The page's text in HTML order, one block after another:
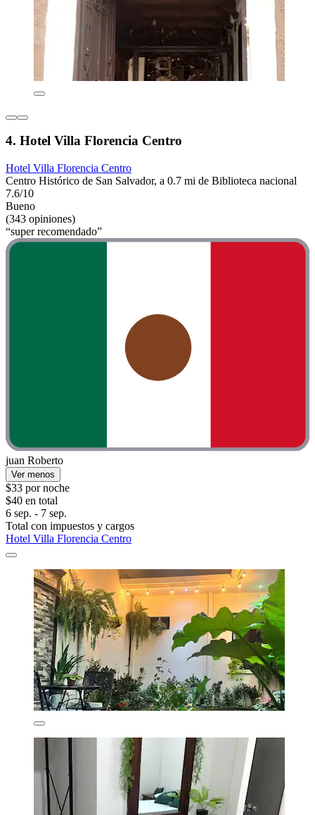
4. Hotel Villa Florencia Centro
Hotel Villa Florencia Centro
Centro Histórico de San Salvador, a 0.7 mi de Biblioteca nacional
7.6/10
Bueno
(343 opiniones)
“super recomendado”
juan Roberto
Ver menos
$33 por noche
$40 en total
6 sep. - 7 sep.
Total con impuestos y cargos
Hotel Villa Florencia Centro